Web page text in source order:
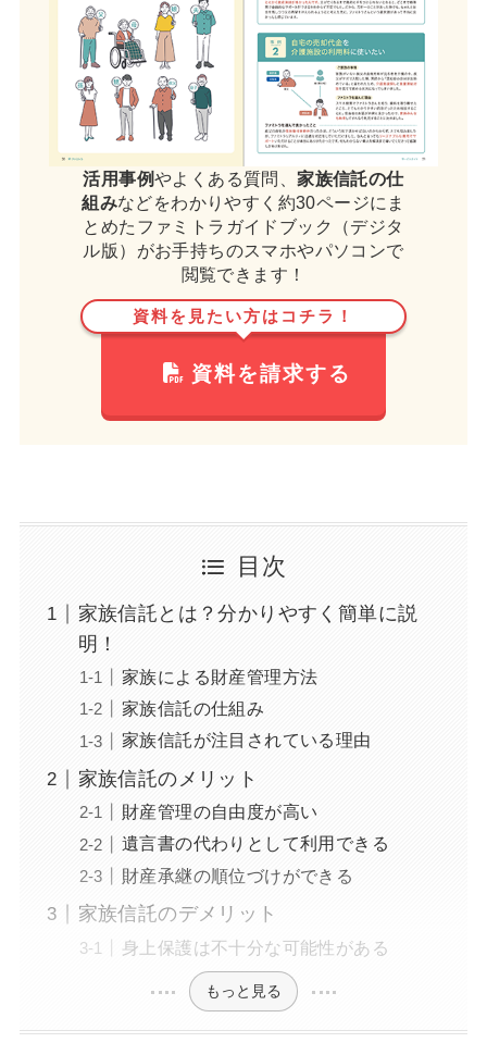
活用事例やよくある質問、家族信託の仕
組みなどをわかりやすく約30ページにま
とめたファミトラガイドブック（デジタ
ル版）がお手持ちのスマホやパソコンで
閲覧できます！
資料を見たい方はコチラ！
資料を請求する
目次
家族信託とは？分かりやすく簡単に説
明！
家族による財産管理方法
家族信託の仕組み
家族信託が注目されている理由
家族信託のメリット
財産管理の自由度が高い
遺言書の代わりとして利用できる
財産承継の順位づけができる
家族信託のデメリット
身上保護は不十分な可能性がある
もっと見る